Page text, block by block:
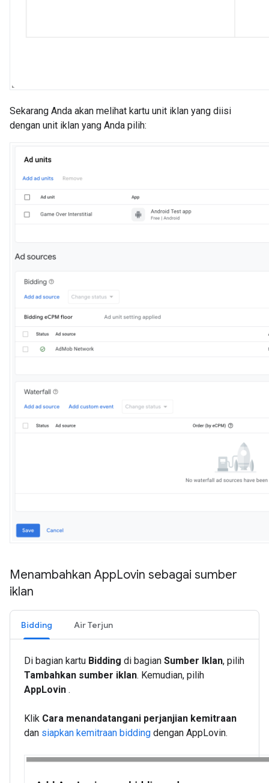
Sekarang Anda akan melihat kartu unit iklan yang diisi
dengan unit iklan yang Anda pilih:
Menambahkan AppLovin sebagai sumber
iklan
Bidding Air Terjun
Di bagian kartu Bidding di bagian Sumber Iklan, pilih
Tambahkan sumber iklan. Kemudian, pilih
AppLovin .
Klik Cara menandatangani perjanjian kemitraan
dan siapkan kemitraan bidding dengan AppLovin.